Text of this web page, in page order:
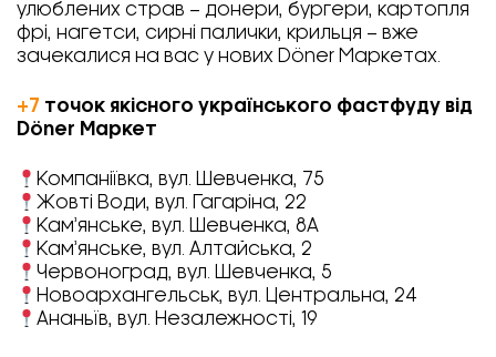
улюблених страв – донери, бургери, картопля
фрі, нагетси, сирні палички, крильця – вже
зачекалися на вас у нових Döner Маркетах.
+7 точок якісного українського фастфуду від
Döner Маркет
Компаніївка, вул. Шевченка, 75
Жовті Води, вул. Гагаріна, 22
Кам’янське, вул. Шевченка, 8А
Кам’янське, вул. Алтайська, 2
Червоноград, вул. Шевченка, 5
Новоархангельськ, вул. Центральна, 24
Ананьїв, вул. Незалежності, 19